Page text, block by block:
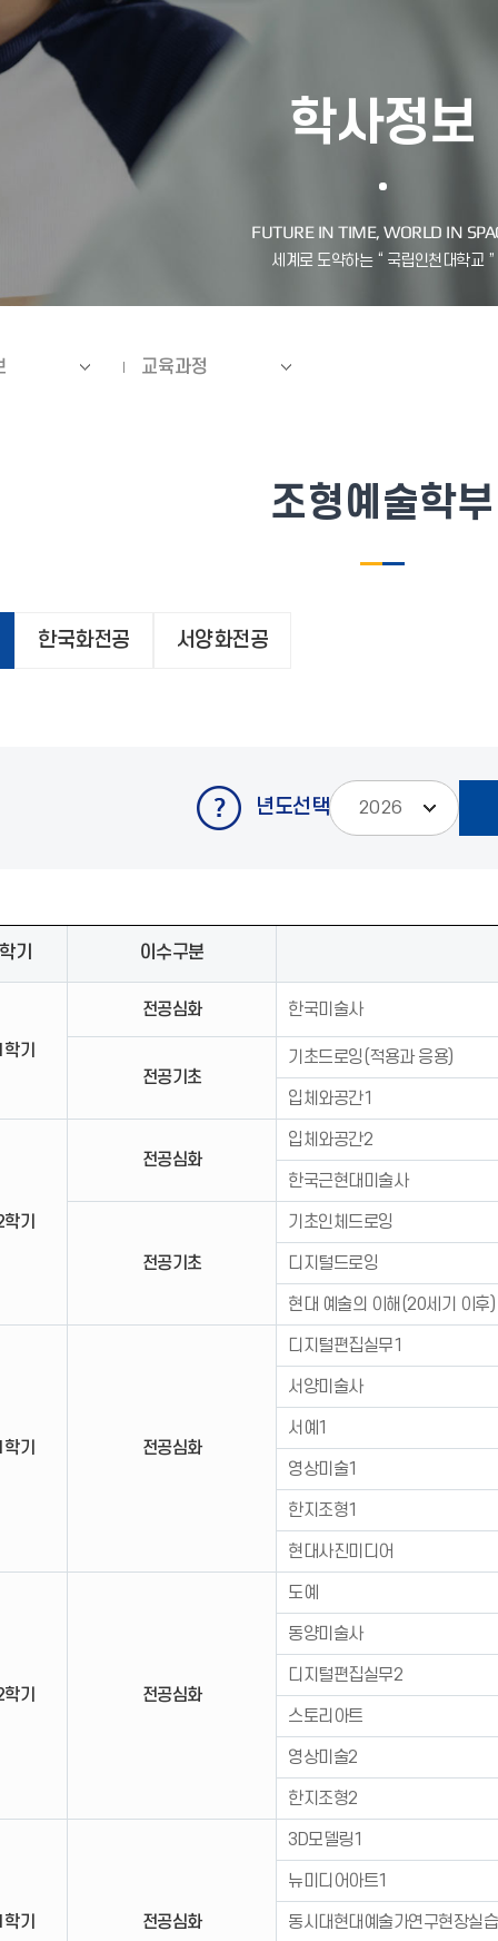
학사정보
교육과정
조형예술학부
한국화전공 서양화전공
년도선택
학기 이수구분
기
전공심화 한국미술사
전공기초
기초드로잉(적용과 응용)
입체와공간1
기
전공심화
입체와공간2
한국근현대미술사
전공기초
기초인체드로잉
디지털드로잉
현대 예술의 이해(20세기 이후)
기 전공심화
디지털편집실무1
서양미술사
서예1
영상미술1
한지조형1
현대사진미디어
기 전공심화
도예
동양미술사
디지털편집실무2
스토리아트
영상미술2
한지조형2
기 전공심화
3D모델링1
뉴미디어아트1
동시대현대예술가연구현장실습